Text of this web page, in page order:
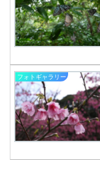
フォトギャラリー